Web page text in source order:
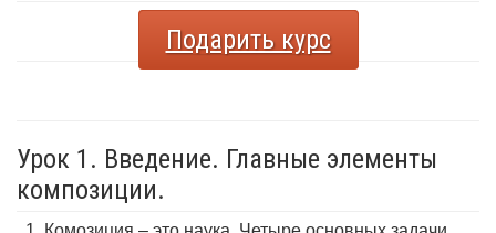
Подарить курс
Урок 1. Введение. Главные элементы
композиции.